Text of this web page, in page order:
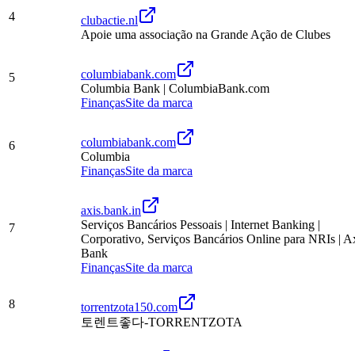
4
clubactie.nl
Apoie uma associação na Grande Ação de Clubes
5
columbiabank.com
Columbia Bank | ColumbiaBank.com
FinançasSite da marca
6
columbiabank.com
Columbia
FinançasSite da marca
7
axis.bank.in
Serviços Bancários Pessoais | Internet Banking |
Corporativo, Serviços Bancários Online para NRIs |
Bank
FinançasSite da marca
8
torrentzota150.com
토렌트좋다-TORRENTZOTA